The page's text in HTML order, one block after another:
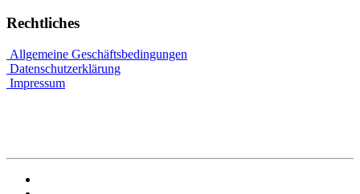
Rechtliches
Allgemeine Geschäftsbedingungen
Datenschutzerklärung
Impressum